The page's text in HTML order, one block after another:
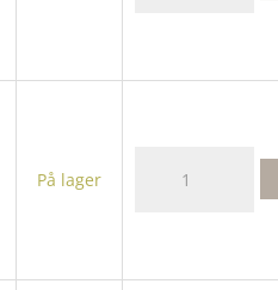
På lager
trekantisskrape